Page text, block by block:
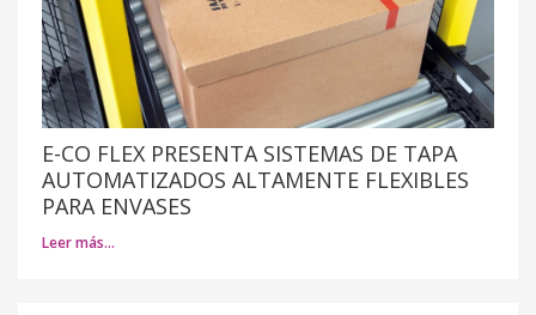
E-CO FLEX PRESENTA SISTEMAS DE TAPA
AUTOMATIZADOS ALTAMENTE FLEXIBLES
PARA ENVASES
Leer más…